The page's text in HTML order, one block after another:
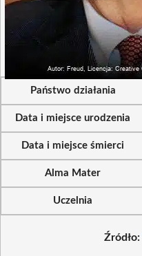
Państwo działania
Data i miejsce urodzenia
Data i miejsce śmierci
Alma Mater
Uczelnia
Źródło: